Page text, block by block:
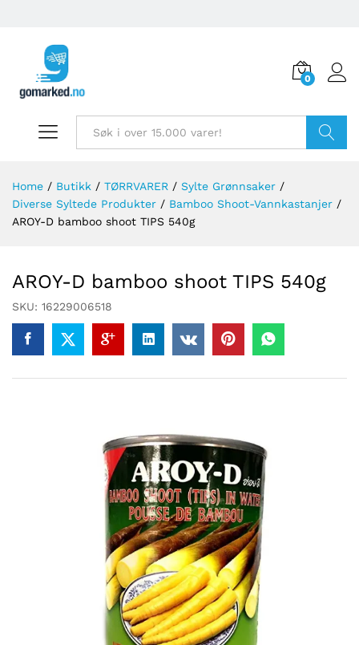
0
Home / Butikk / TØRRVARER / Sylte Grønnsaker /
Diverse Syltede Produkter / Bamboo Shoot-Vannkastanjer /
AROY-D bamboo shoot TIPS 540g
AROY-D bamboo shoot TIPS 540g
SKU: 16229006518